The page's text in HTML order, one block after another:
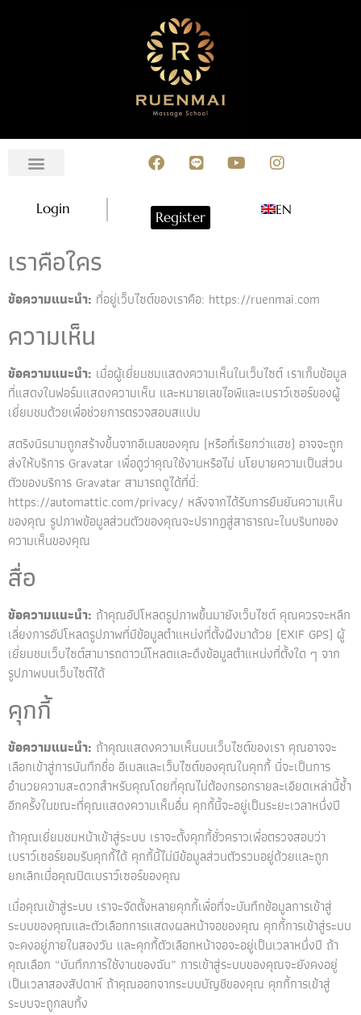
Login
Register EN
เราคือใคร
ข้อความแนะนำ: ที่อยู่เว็บไซต์ของเราคือ: https://ruenmai.com
ความเห็น
ข้อความแนะนำ: เมื่อผู้เยี่ยมชมแสดงความเห็นในเว็บไซต์ เราเก็บข้อมูล
ที่แสดงในฟอร์มแสดงความเห็น และหมายเลขไอพีและเบราว์เซอร์ของผู้
เยี่ยมชมด้วยเพื่อช่วยการตรวจสอบสแปม
สตริงนิรนามถูกสร้างขึ้นจากอีเมลของคุณ (หรือที่เรียกว่าแฮช) อาจจะถูก
ส่งให้บริการ Gravatar เพื่อดูว่าคุณใช้งานหรือไม่ นโยบายความเป็นส่วน
ตัวของบริการ Gravatar สามารถดูได้ที่นี่:
https://automattic.com/privacy/ หลังจากได้รับการยืนยันความเห็น
ของคุณ รูปภาพข้อมูลส่วนตัวของคุณจะปรากฏสู่สาธารณะในบริบทของ
ความเห็นของคุณ
สื่อ
ข้อความแนะนำ: ถ้าคุณอัปโหลดรูปภาพขึ้นมายังเว็บไซต์ คุณควรจะหลีก
เลี่ยงการอัปโหลดรูปภาพที่มีข้อมูลตำแหน่งที่ตั้งฝังมาด้วย (EXIF GPS) ผู้
เยี่ยมชมเว็บไซต์สามารถดาวน์โหลดและดึงข้อมูลตำแหน่งที่ตั้งใด ๆ จาก
รูปภาพบนเว็บไซต์ได้
คุกกี้
ข้อความแนะนำ: ถ้าคุณแสดงความเห็นบนเว็บไซต์ของเรา คุณอาจจะ
เลือกเข้าสู่การบันทึกชื่อ อีเมลและเว็บไซต์ของคุณในคุกกี้ นี่จะเป็นการ
อำนวยความสะดวกสำหรับคุณโดยที่คุณไม่ต้องกรอกรายละเอียดเหล่านี้ซ้ำ
อีกครั้งในขณะที่คุณแสดงความเห็นอื่น คุกกี้นี้จะอยู่เป็นระยะเวลาหนึ่งปี
ถ้าคุณเยี่ยมชมหน้าเข้าสู่ระบบ เราจะตั้งคุกกี้ชั่วคราวเพื่อตรวจสอบว่า
เบราว์เซอร์ยอมรับคุกกี้ได้ คุกกี้นี้ไม่มีข้อมูลส่วนตัวรวมอยู่ด้วยและถูก
ยกเลิกเมื่อคุณปิดเบราว์เซอร์ของคุณ
เมื่อคุณเข้าสู่ระบบ เราจะจัดตั้งหลายคุกกี้เพื่อที่จะบันทึกข้อมูลการเข้าสู่
ระบบของคุณและตัวเลือกการแสดงผลหน้าจอของคุณ คุกกี้การเข้าสู่ระบบ
จะคงอยู่ภายในสองวัน และคุกกี้ตัวเลือกหน้าจอจะอยู่เป็นเวลาหนึ่งปี ถ้า
คุณเลือก “บันทึกการใช้งานของฉัน” การเข้าสู่ระบบของคุณจะยังคงอยู่
เป็นเวลาสองสัปดาห์ ถ้าคุณออกจากระบบบัญชีของคุณ คุกกี้การเข้าสู่
ระบบจะถูกลบทิ้ง